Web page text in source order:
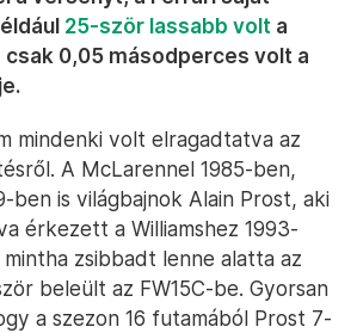
25-ször lassabb volt a
csak 0,05 másodperces volt a
mindenki volt elragadtatva az
A McLarennel 1985-ben,
ben is világbajnok Alain Prost, aki
érkezett a Williamshez 1993-
zsibbadt lenne alatta az
beleült az FW15C-be. Gyorsan
a szezon 16 futamából Prost 7-